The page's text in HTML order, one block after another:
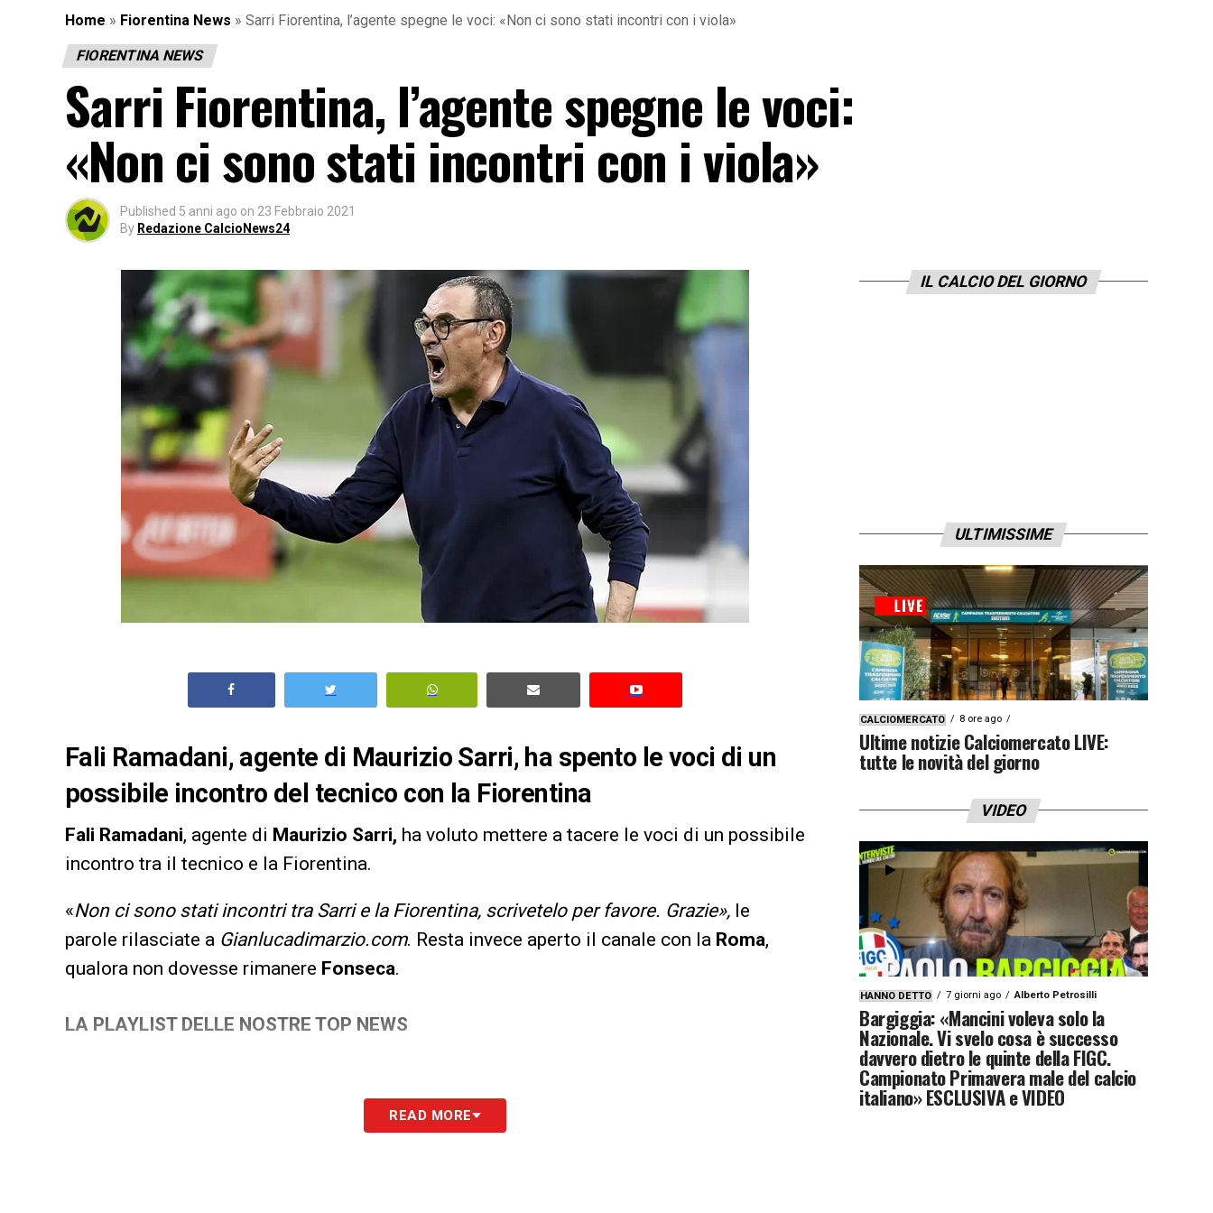
Home » Fiorentina News » Sarri Fiorentina, l’agente spegne le voci: «Non ci sono stati incontri con i viola»
FIORENTINA NEWS
Sarri Fiorentina, l’agente spegne le voci:
«Non ci sono stati incontri con i viola»
Published 5 anni ago on 23 Febbraio 2021
By Redazione CalcioNews24
Fali Ramadani, agente di Maurizio Sarri, ha spento le voci di un
possibile incontro del tecnico con la Fiorentina
Fali Ramadani, agente di Maurizio Sarri, ha voluto mettere a tacere le voci di un possibile
incontro tra il tecnico e la Fiorentina.
«Non ci sono stati incontri tra Sarri e la Fiorentina, scrivetelo per favore. Grazie», le
parole rilasciate a Gianlucadimarzio.com. Resta invece aperto il canale con la Roma,
qualora non dovesse rimanere Fonseca.
LA PLAYLIST DELLE NOSTRE TOP NEWS
READ MORE
IL CALCIO DEL GIORNO
ULTIMISSIME
CALCIOMERCATO 8 ore ago
Ultime notizie Calciomercato LIVE:
tutte le novità del giorno
VIDEO
HANNO DETTO 7 giorni ago Alberto Petrosilli
Bargiggia: «Mancini voleva solo la
Nazionale. Vi svelo cosa è successo
davvero dietro le quinte della FIGC.
Campionato Primavera male del calcio
italiano» ESCLUSIVA e VIDEO